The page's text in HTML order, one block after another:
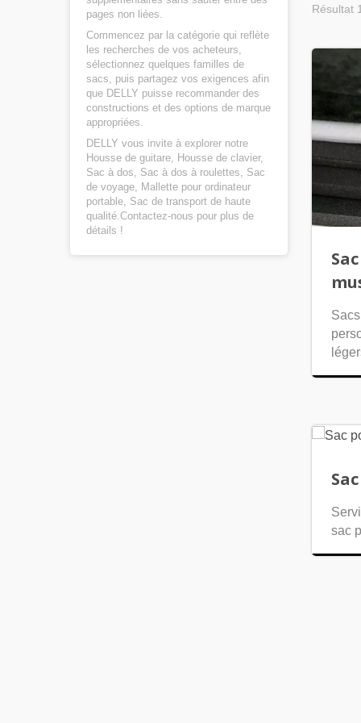
pages non liées.
Commencez par la catégorie qui reflète
les recherches de vos acheteurs,
sélectionnez quelques familles de
sacs, puis partagez vos exigences afin
que DELLY puisse recommander des
constructions et des options de marque
appropriées.
DELLY vous invite à explorer notre
Housse de guitare, Housse de clavier,
Sac à dos, Sac à dos à roulettes, Sac
de voyage, Mallette pour ordinateur
portable, Sac de transport de haute
qualité.Contactez-nous pour plus de
détails !
Résultat
sac